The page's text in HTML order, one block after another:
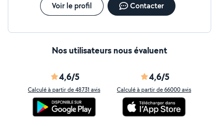
Voir le profil Contacter
Nos utilisateurs nous évaluent
4,6/5
Calculé à partir de 48731 avis
4,6/5
Calculé à partir de 66000 avis